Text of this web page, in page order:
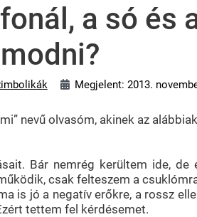
a só és
Megjelent: 2013.
nevű olvasóm, akinek az
Bár nemrég kerültem ide,
csak felteszem a
is jó a negatív erőkre, a rossz
tettem fel kérdésemet.